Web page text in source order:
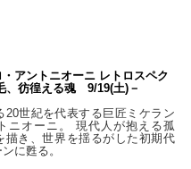
・アントニオーニ レトロスペク
、彷徨える魂 9/19(土)－
20世紀を代表する巨匠ミケラン
ニオーニ。 現代人が抱える孤
描き、世界を揺るがした初期代
に甦る。